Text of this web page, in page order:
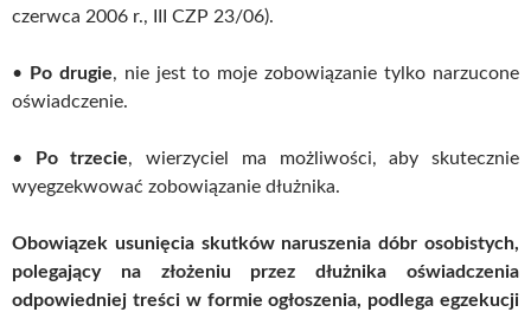
czerwca 2006 r., III CZP 23/06).
• Po drugie, nie jest to moje zobowiązanie tylko narzucone
oświadczenie.
• Po trzecie, wierzyciel ma możliwości, aby skutecznie
wyegzekwować zobowiązanie dłużnika.
Obowiązek usunięcia skutków naruszenia dóbr osobistych,
polegający na złożeniu przez dłużnika oświadczenia
odpowiedniej treści w formie ogłoszenia, podlega egzekucji